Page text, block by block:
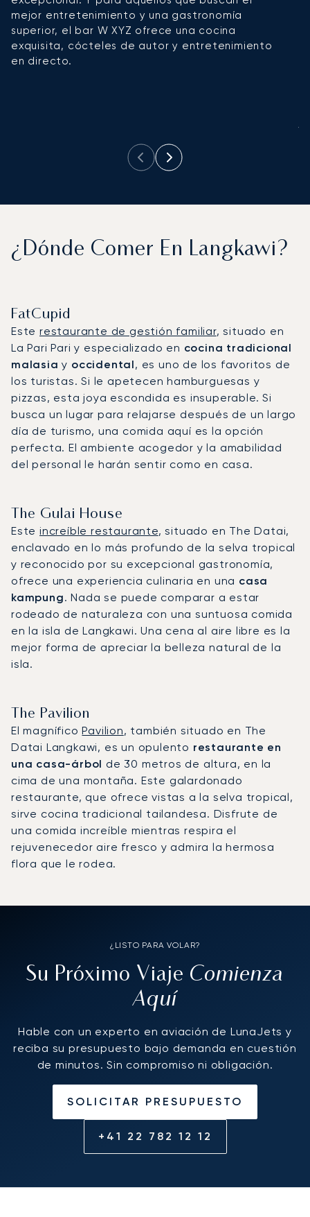
mejor entretenimiento y una gastronomía
superior, el bar W XYZ ofrece una cocina
exquisita, cócteles de autor y entretenimiento
en directo.
¿Dónde Comer En Langkawi?
FatCupid
Este restaurante de gestión familiar, situado en
La Pari Pari y especializado en cocina tradicional
malasia y occidental, es uno de los favoritos de
los turistas. Si le apetecen hamburguesas y
pizzas, esta joya escondida es insuperable. Si
busca un lugar para relajarse después de un largo
día de turismo, una comida aquí es la opción
perfecta. El ambiente acogedor y la amabilidad
del personal le harán sentir como en casa.
The Gulai House
Este increíble restaurante, situado en The Datai,
enclavado en lo más profundo de la selva tropical
y reconocido por su excepcional gastronomía,
ofrece una experiencia culinaria en una casa
kampung. Nada se puede comparar a estar
rodeado de naturaleza con una suntuosa comida
en la isla de Langkawi. Una cena al aire libre es la
mejor forma de apreciar la belleza natural de la
isla.
The Pavilion
El magníficoPavilion, también situado en The
Datai Langkawi, es un opulento restaurante en
una casa-árbol de 30 metros de altura, en la
cima de una montaña. Este galardonado
restaurante, que ofrece vistas a la selva tropical,
sirve cocina tradicional tailandesa. Disfrute de
una comida increíble mientras respira el
rejuvenecedor aire fresco y admira la hermosa
flora que le rodea.
¿LISTO PARA VOLAR?
Su Próximo Viaje Comienza
Aquí
Hable con un experto en aviación de LunaJets y
reciba su presupuesto bajo demanda en cuestión
de minutos. Sin compromiso ni obligación.
SOLICITAR PRESUPUESTO
+41 22 782 12 12